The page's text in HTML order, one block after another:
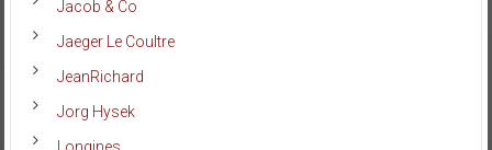
Jacob & Co
Jaeger Le Coultre
JeanRichard
Jorg Hysek